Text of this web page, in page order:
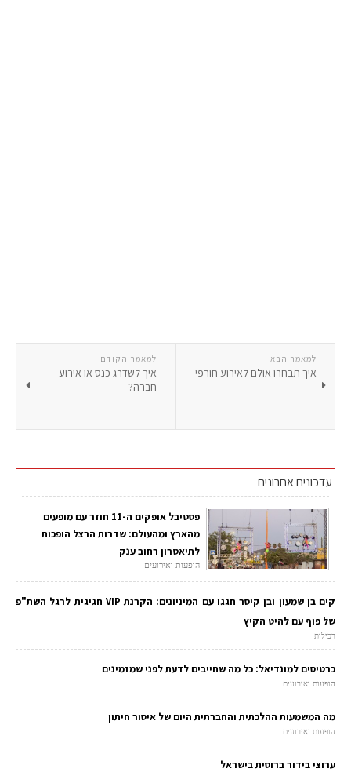
למאמר הקודם
איך לשדרג כנס או אירוע
חברה?
למאמר הבא
איך תבחרו אולם לאירוע חורפי
עדכונים אחרונים
פסטיבל אופקים ה-11 חוזר עם מופעים
מהארץ ומהעולם: שדרות הרצל הופכות
לתיאטרון רחוב ענק
הופעות ואירועים
קים בן שמעון ובן קיסר חגגו עם המיניונים: הקרנת VIP חגיגית לרגל השת"פ
של פוף עם להיט הקיץ
רכילות
כרטיסים למונדיאל: כל מה שחייבים לדעת לפני שמזמינים
הופעות ואירועים
מה המשמעות ההלכתית והחברתית היום של איסור חיתון
הופעות ואירועים
ערוצי בידור ברוסית בישראל